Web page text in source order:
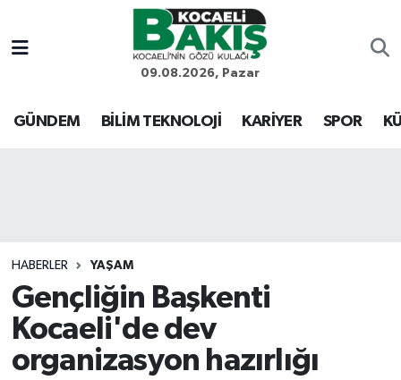
09.08.2026, Pazar
GÜNDEM BİLİM TEKNOLOJİ KARİYER SPOR
HABERLER YAŞAM
Gençliğin Başkenti
Kocaeli'de dev
organizasyon hazırlığı
Kocaeli Nöbetçi Eczaneler
Kocaeli Hava Durumu
Son Dakika Haberleri
Haber Arşivi